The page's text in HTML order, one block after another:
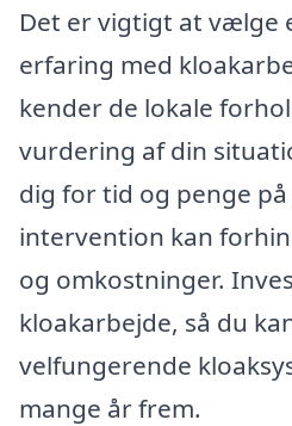
Det er vigtigt at vælge
erfaring med
kender de lokale
vurdering af din
dig for tid og penge
intervention kan
og omkostninger.
kloakarbejde, så du
velfungerende
mange år frem.